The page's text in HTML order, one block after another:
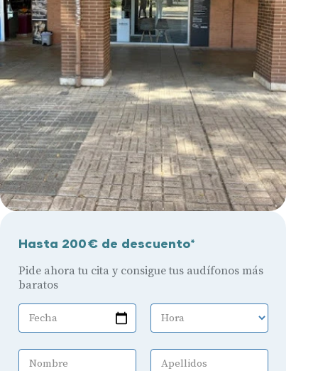
Hasta 200€ de descuento*
Pide ahora tu cita y consigue tus audífonos más
baratos
Fecha Hora
Nombre Apellidos